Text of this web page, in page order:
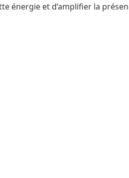
énergie et d’amplifier la